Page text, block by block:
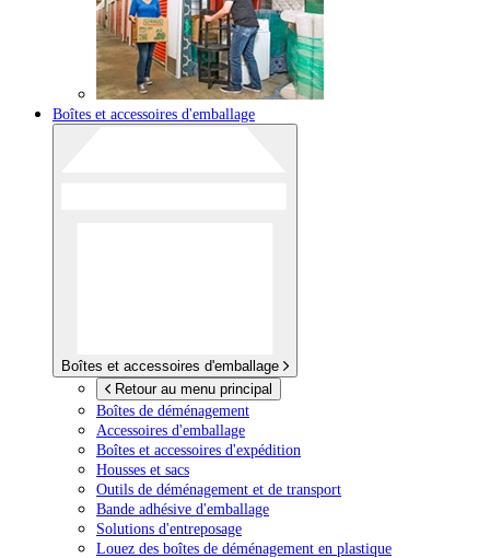
Boîtes et accessoires d'emballage
Boîtes et accessoires d'emballage
Retour au menu principal
Boîtes de déménagement
Accessoires d'emballage
Boîtes et accessoires d'expédition
Housses et sacs
Outils de déménagement et de transport
Bande adhésive d'emballage
Solutions d'entreposage
Louez des boîtes de déménagement en plastique